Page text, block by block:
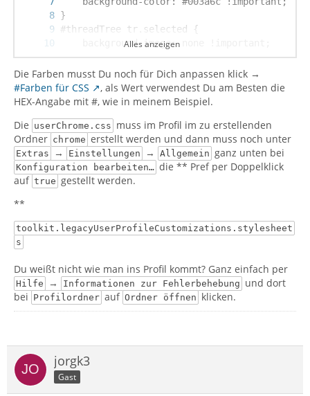
}
Alles anzeigen
Die Farben musst Du noch für Dich anpassen klick →
#Farben für CSS
, als Wert verwendest Du am Besten die
HEX-Angabe mit #, wie in meinem Beispiel.
Die userChrome.css muss im Profil im zu erstellenden
Ordner chrome erstellt werden und dann muss noch unter
Extras → Einstellungen → Allgemein ganz unten bei
Konfiguration bearbeiten… die ** Pref per Doppelklick
auf true gestellt werden.
**
toolkit.legacyUserProfileCustomizations.stylesheet
s
Du weißt nicht wie man ins Profil kommt? Ganz einfach per
Hilfe → Informationen zur Fehlerbehebung und dort
bei Profilordner auf Ordner öffnen klicken.
jorgk3
Gast